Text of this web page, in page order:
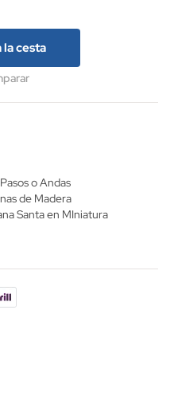
la cesta
o Andas
de Madera
Santa en MIniatura